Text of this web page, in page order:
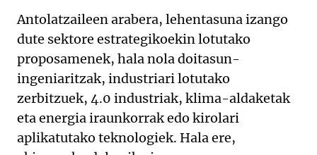
Antolatzaileen arabera, lehentasuna izango
dute sektore estrategikoekin lotutako
proposamenek, hala nola doitasun-
ingeniaritzak, industriari lotutako
zerbitzuek, 4.0 industriak, klima-aldaketak
eta energia iraunkorrak edo kirolari
aplikatutako teknologiek. Hala ere,